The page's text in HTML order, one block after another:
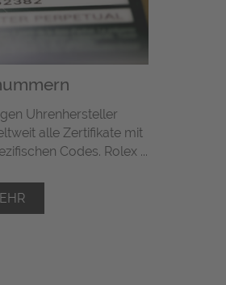
Uhrenhersteller
alle Zertifikate mit
Codes. Rolex ...